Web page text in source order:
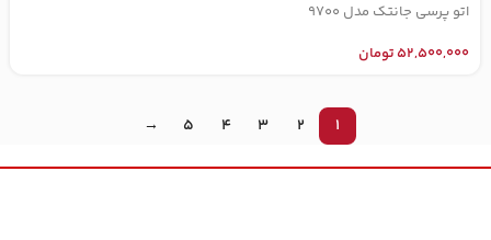
اتو پرسی جانتک مدل 9700
52,500,000تومان
1
2
3
4
5
→